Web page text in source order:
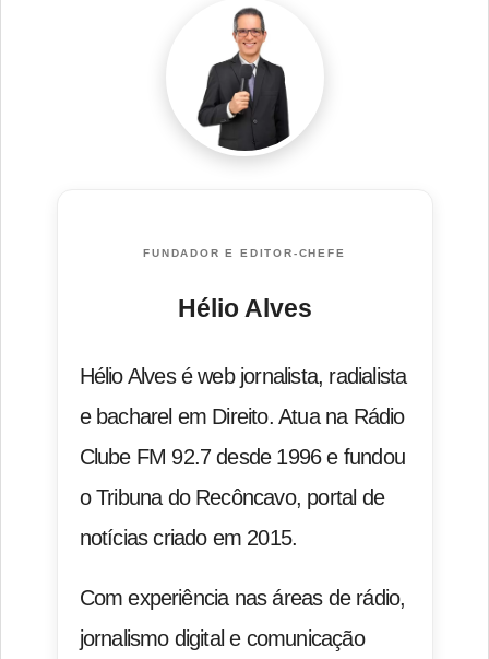
FUNDADOR E EDITOR-CHEFE
Hélio Alves
Hélio Alves é web jornalista, radialista
e bacharel em Direito. Atua na Rádio
Clube FM 92.7 desde 1996 e fundou
o Tribuna do Recôncavo, portal de
notícias criado em 2015.
Com experiência nas áreas de rádio,
jornalismo digital e comunicação